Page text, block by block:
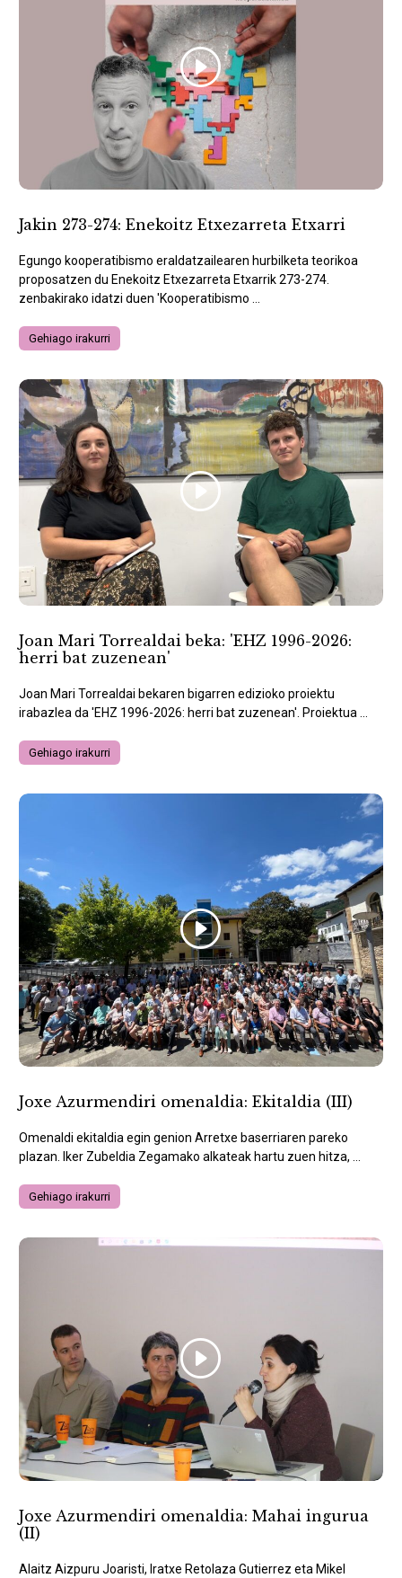
Jakin 273-274: Enekoitz Etxezarreta Etxarri
Egungo kooperatibismo eraldatzailearen hurbilketa teorikoa
proposatzen du Enekoitz Etxezarreta Etxarrik 273-274.
zenbakirako idatzi duen 'Kooperatibismo ...
Gehiago irakurri
Joan Mari Torrealdai beka: 'EHZ 1996-2026:
herri bat zuzenean'
Joan Mari Torrealdai bekaren bigarren edizioko proiektu
irabazlea da 'EHZ 1996-2026: herri bat zuzenean'. Proiektua ...
Gehiago irakurri
Joxe Azurmendiri omenaldia: Ekitaldia (III)
Omenaldi ekitaldia egin genion Arretxe baserriaren pareko
plazan. Iker Zubeldia Zegamako alkateak hartu zuen hitza, ...
Gehiago irakurri
Joxe Azurmendiri omenaldia: Mahai ingurua
(II)
Alaitz Aizpuru Joaristi, Iratxe Retolaza Gutierrez eta Mikel